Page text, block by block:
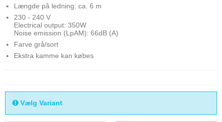
Længde på ledning: ca. 6 m
230 - 240 V
Electrical output: 350W
Noise emission (LpAM): 66dB (A)
Farve grå/sort
Ekstra kamme kan købes
Vælg Variant